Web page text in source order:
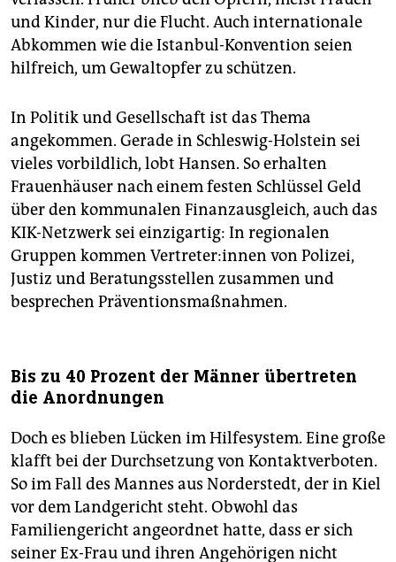
und Kinder, nur die Flucht. Auch internationale
Abkommen wie die Istanbul-Konvention seien
hilfreich, um Gewaltopfer zu schützen.
In Politik und Gesellschaft ist das Thema
angekommen. Gerade in Schleswig-Holstein sei
vieles vorbildlich, lobt Hansen. So erhalten
Frauenhäuser nach einem festen Schlüssel Geld
über den kommunalen Finanzausgleich, auch das
KIK-Netzwerk sei einzigartig: In regionalen
Gruppen kommen Ver­tre­te­r:in­nen von Polizei,
Justiz und Beratungsstellen zusammen und
besprechen Präventionsmaßnahmen.
Bis zu 40 Prozent der Männer übertreten
die Anordnungen
Doch es blieben Lücken im Hilfesystem. Eine große
klafft bei der Durchsetzung von Kontaktverboten.
So im Fall des Mannes aus Norderstedt, der in Kiel
vor dem Landgericht steht. Obwohl das
Familiengericht angeordnet hatte, dass er sich
seiner Ex-Frau und ihren Angehörigen nicht